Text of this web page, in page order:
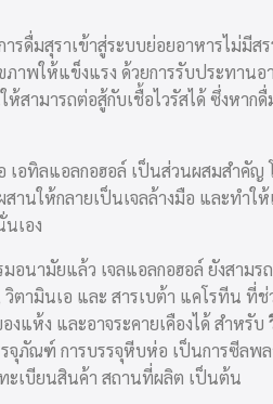
รดื่มสุราเข้าสู่ระบบย่อยอาหารไม่มี
ภาพให้แข็งแรง ด้วยการรับประทาน
ามารถต่อสู้กับเชื้อไวรัสได้ ซึ่งหากดื่
เอทิลแอลกอฮอล์ เป็นส่วนผสมสำคัญ
นให้กลายเป็นเจลล้างมือ และทำให้
เอง
นามัยแล้ว เจลแอลกอฮอล์ ยังสาม
วิตามินเอ และ สารเบต้า แคโรทีน
แห้ง และอาจระคายเคืองได้ สำหรับ
จุภัณฑ์ การบรรจุหีบห่อ เป็นการซีลพ
ะเบียนสินค้า สถานที่ผลิต เป็นต้น